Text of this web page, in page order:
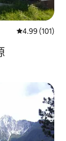
從 101 則評價
4.99 (101)